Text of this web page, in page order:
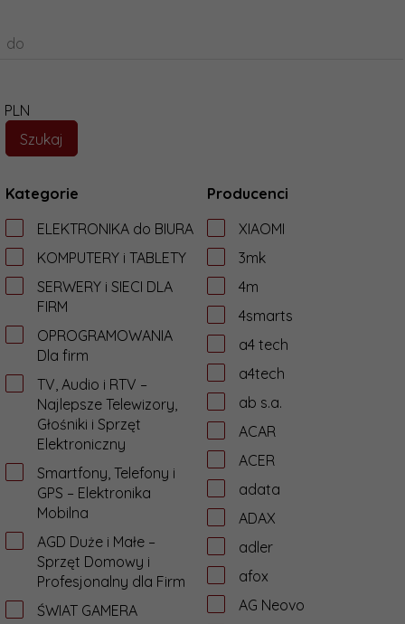
do
PLN
Kategorie
ELEKTRONIKA do BIURA
KOMPUTERY i TABLETY
SERWERY i SIECI DLA
FIRM
OPROGRAMOWANIA
Dla firm
TV, Audio i RTV –
Najlepsze Telewizory,
Głośniki i Sprzęt
Elektroniczny
Smartfony, Telefony i
GPS – Elektronika
Mobilna
AGD Duże i Małe –
Sprzęt Domowy i
Profesjonalny dla Firm
ŚWIAT GAMERA
Producenci
XIAOMI
3mk
4m
4smarts
a4 tech
a4tech
ab s.a.
ACAR
ACER
adata
ADAX
adler
afox
AG Neovo